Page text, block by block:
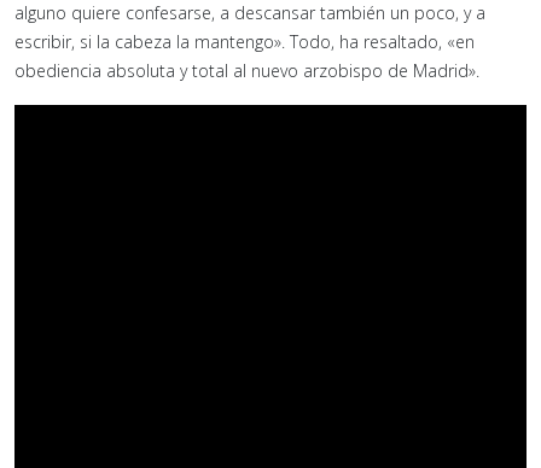
alguno quiere confesarse, a descansar también un poco, y a
escribir, si la cabeza la mantengo». Todo, ha resaltado, «en
obediencia absoluta y total al nuevo arzobispo de Madrid».